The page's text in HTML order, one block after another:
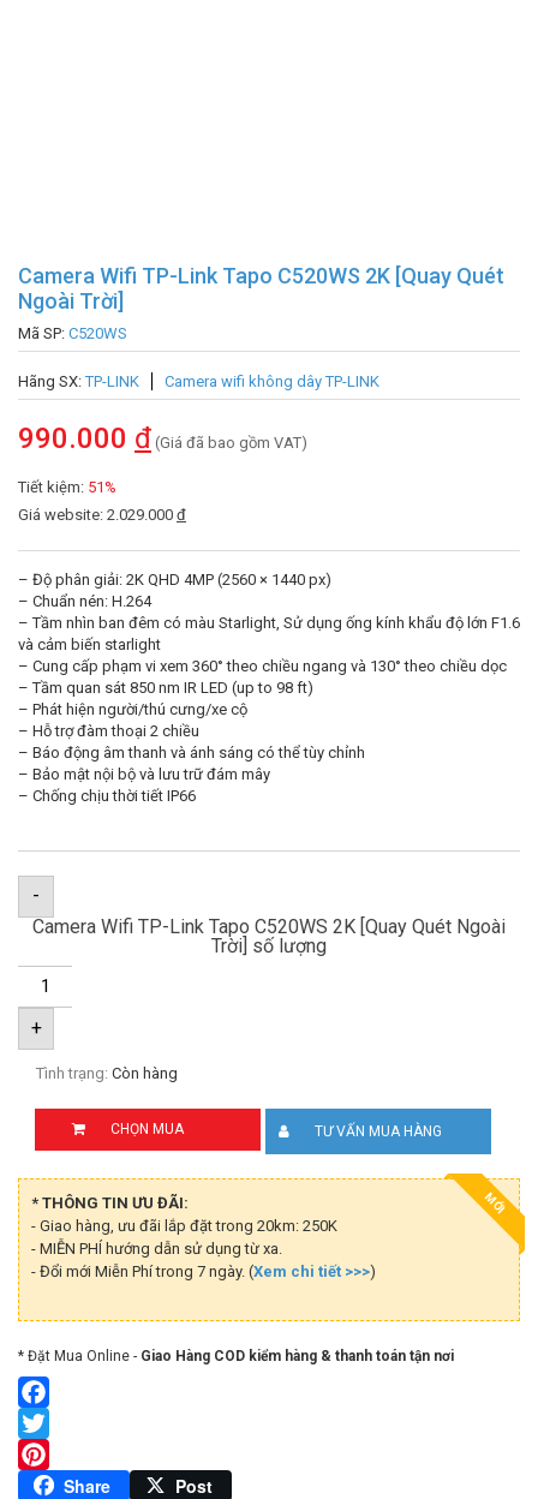
Camera Wifi TP-Link Tapo C520WS 2K [Quay Quét
Ngoài Trời]
Mã SP: C520WS
Hãng SX:TP-LINK Camera wifi không dây TP-LINK
990.000 đ (Giá đã bao gồm VAT)
Tiết kiệm: 51%
Giá website: 2.029.000 đ
– Độ phân giải: 2K QHD 4MP (2560 × 1440 px)
– Chuẩn nén: H.264
– Tầm nhìn ban đêm có màu Starlight, Sử dụng ống kính khẩu độ lớn F1.6
và cảm biến starlight
– Cung cấp phạm vi xem 360° theo chiều ngang và 130° theo chiều dọc
– Tầm quan sát 850 nm IR LED (up to 98 ft)
– Phát hiện người/thú cưng/xe cộ
– Hỗ trợ đàm thoại 2 chiều
– Báo động âm thanh và ánh sáng có thể tùy chỉnh
– Bảo mật nội bộ và lưu trữ đám mây
– Chống chịu thời tiết IP66
-
Camera Wifi TP-Link Tapo C520WS 2K [Quay Quét Ngoài
Trời] số lượng
+
Tình trạng: Còn hàng
CHỌN MUA TƯ VẤN MUA HÀNG
MỚI
* THÔNG TIN ƯU ĐÃI:
- Giao hàng, ưu đãi lắp đặt trong 20km: 250K
- MIỄN PHÍ hướng dẫn sử dụng từ xa.
- Đổi mới Miễn Phí trong 7 ngày. (Xem chi tiết >>>)
* Đặt Mua Online - Giao Hàng COD kiểm hàng & thanh toán tận nơi
Facebook
Twitter
Pinterest
Share Post